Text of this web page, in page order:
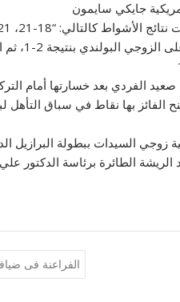
جايكي سايمون
واستهل الزوجي المصري
الفردي بعد خسارتها أمام
بها نقاط في سباق التأهل
زوجي السيدات ببطولة البرازيل
الطائرة برئاسة الدكتور
الفراعنة فى